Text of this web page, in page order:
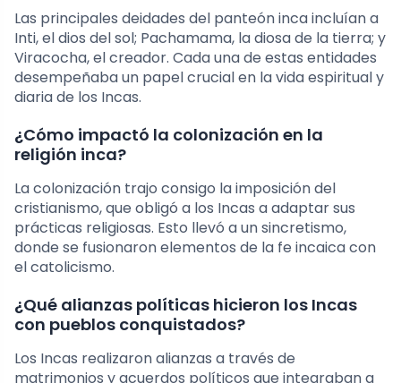
Las principales deidades del panteón inca incluían a
Inti, el dios del sol; Pachamama, la diosa de la tierra; y
Viracocha, el creador. Cada una de estas entidades
desempeñaba un papel crucial en la vida espiritual y
diaria de los Incas.
¿Cómo impactó la colonización en la
religión inca?
La colonización trajo consigo la imposición del
cristianismo, que obligó a los Incas a adaptar sus
prácticas religiosas. Esto llevó a un sincretismo,
donde se fusionaron elementos de la fe incaica con
el catolicismo.
¿Qué alianzas políticas hicieron los Incas
con pueblos conquistados?
Los Incas realizaron alianzas a través de
matrimonios y acuerdos políticos que integraban a